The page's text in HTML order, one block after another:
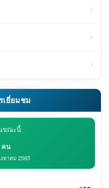
เยี่ยมชม
ขณะนี้
คน
หาคม 2565